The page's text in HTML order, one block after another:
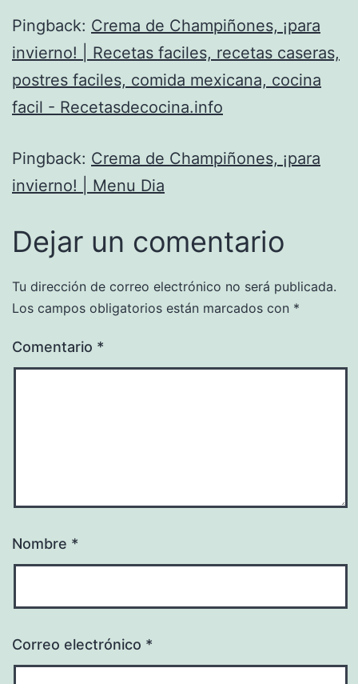
Pingback: Crema de Champiñones, ¡para
invierno! | Recetas faciles, recetas caseras,
postres faciles, comida mexicana, cocina
facil - Recetasdecocina.info
Pingback: Crema de Champiñones, ¡para
invierno! | Menu Dia
Dejar un comentario
Tu dirección de correo electrónico no será publicada.
Los campos obligatorios están marcados con *
Comentario *
Nombre *
Correo electrónico *